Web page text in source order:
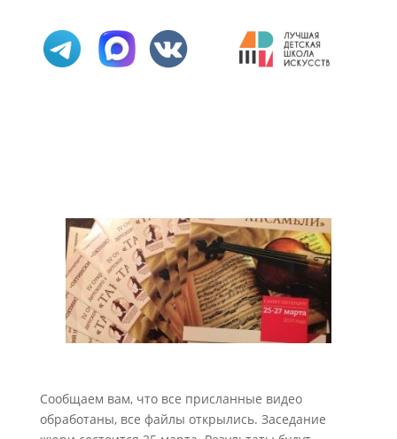
Сообщаем вам, что все присланные видео
обработаны, все файлы открылись. Заседание